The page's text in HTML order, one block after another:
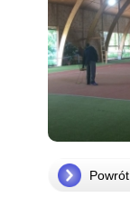
Powrót